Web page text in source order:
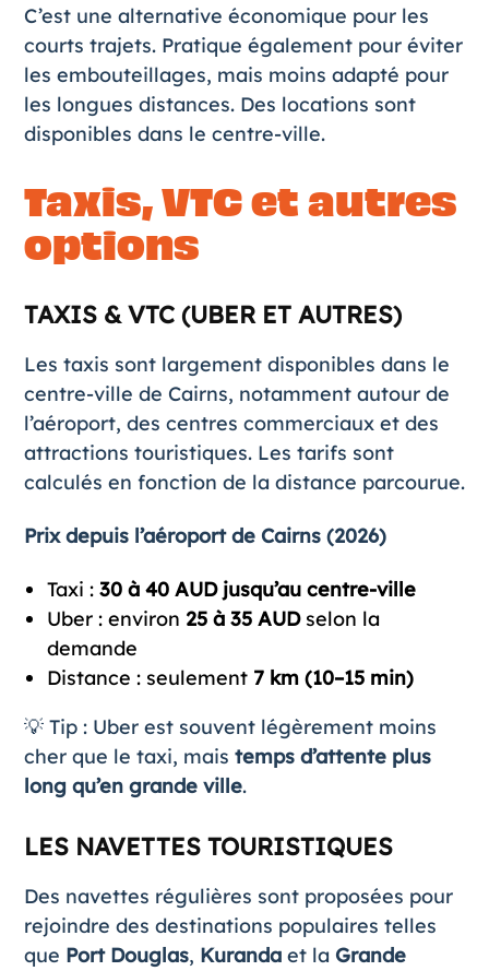
C’est une alternative économique pour les
courts trajets. Pratique également pour éviter
les embouteillages, mais moins adapté pour
les longues distances. Des locations sont
disponibles dans le centre-ville.
Taxis, VTC et autres
options
TAXIS & VTC (UBER ET AUTRES)
Les taxis sont largement disponibles dans le
centre-ville de Cairns, notamment autour de
l’aéroport, des centres commerciaux et des
attractions touristiques. Les tarifs sont
calculés en fonction de la distance parcourue.
Prix depuis l’aéroport de Cairns (2026)
Taxi : 30 à 40 AUD jusqu’au centre-ville
Uber : environ 25 à 35 AUDselon la
demande
Distance : seulement 7 km (10–15 min)
💡 Tip : Uber est souvent légèrement moins
cher que le taxi, mais temps d’attente plus
long qu’en grande ville.
LES NAVETTES TOURISTIQUES
Des navettes régulières sont proposées pour
rejoindre des destinations populaires telles
que Port Douglas, Kurandaet la Grande